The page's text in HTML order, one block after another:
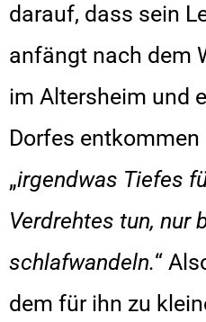
darauf, dass sein
anfängt nach dem
im Altersheim und
Dorfes entkommen
„irgendwas Tiefes
Verdrehtes tun, nur
schlafwandeln.“
dem für ihn zu